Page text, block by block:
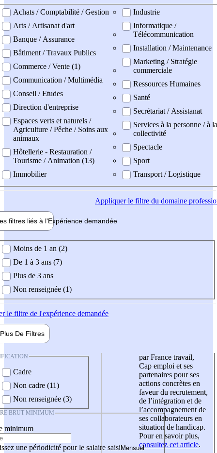
professionel
Achats / Comptabilité / Gestion
Arts / Artisanat d'art
Banque / Assurance
Bâtiment / Travaux Publics
Commerce / Vente (1)
Communication / Multimédia
Conseil / Etudes
Direction d'entreprise
Espaces verts et naturels /
Agriculture / Pêche / Soins aux
animaux
Hôtellerie - Restauration /
Tourisme / Animation (13)
Immobilier
Industrie
Informatique /
Télécommunication
Installation / Maintenance
Marketing / Stratégie
commerciale
Ressources Humaines
Santé
Secrétariat / Assistanat
Services à la personne / à la
collectivité
Spectacle
Sport
Transport / Logistique
Appliquerle filtre du domaine
filtres liés à l'Expérience demandée
demandée
Moins de 1 an (2)
De 1 à 3 ans (7)
Plus de 3 ans
Non renseignée (1)
le filtre de l'expérience demandée
Plus De Filtres
Cadre
Non cadre (11)
Non renseignée (3)
BRUT MINIMUM
minimum
une périodicité pour le salaire saisi
par France travail,
Cap emploi et ses
partenaires pour ses
actions concrètes en
faveur du recrutement,
de l’intégration et de
l’accompagnement de
ses collaborateurs en
situation de handicap.
Pour en savoir plus,
consultez cet article.